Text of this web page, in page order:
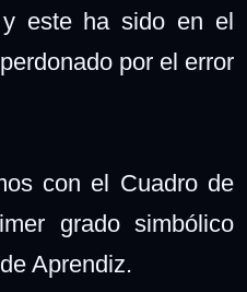
y este ha sido en el
por el error
con el Cuadro de
grado simbólico
Aprendiz.